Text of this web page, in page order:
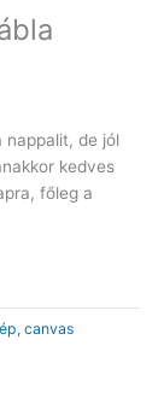
nappalit, de jól
kedves
főleg a
canvas